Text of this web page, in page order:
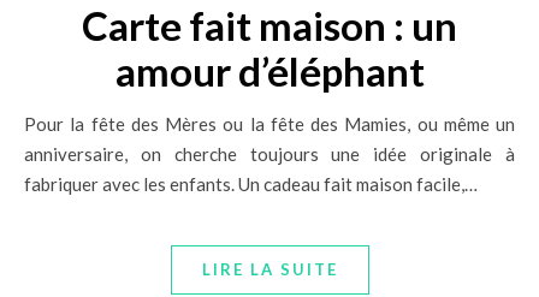
Carte fait maison : un
amour d’éléphant
Pour la fête des Mères ou la fête des Mamies, ou même un
anniversaire, on cherche toujours une idée originale à
fabriquer avec les enfants. Un cadeau fait maison facile,…
LIRE LA SUITE